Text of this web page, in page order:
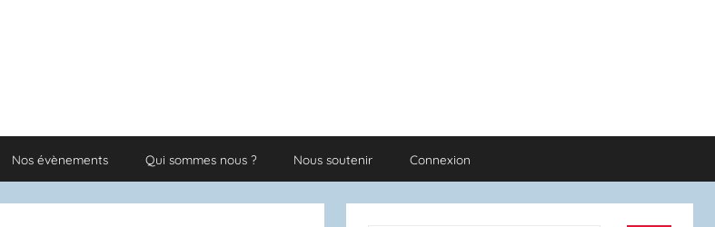
Nos évènements Qui sommes nous ? Nous soutenir Connexion